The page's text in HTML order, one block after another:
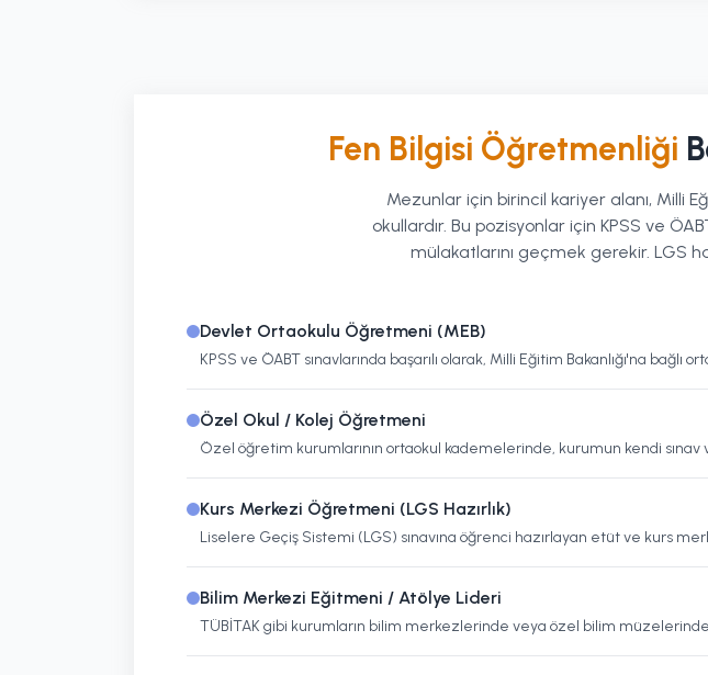
Fen Bilgisi Öğretmenliği
Mezunlar için birincil kariyer alanı, Milli
okullardır. Bu pozisyonlar için KPSS ve
mülakatlarını geçmek gerekir. LGS
Devlet Ortaokulu Öğretmeni (MEB)
KPSS ve ÖABT sınavlarında başarılı olarak, Milli Eğitim Bakanlığı'na
Özel Okul / Kolej Öğretmeni
Özel öğretim kurumlarının ortaokul kademelerinde, kurumun kendi sınav
Kurs Merkezi Öğretmeni (LGS Hazırlık)
Liselere Geçiş Sistemi (LGS) sınavına öğrenci hazırlayan etüt ve kurs
Bilim Merkezi Eğitmeni / Atölye Lideri
TÜBİTAK gibi kurumların bilim merkezlerinde veya özel bilim